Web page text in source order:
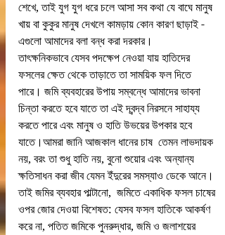
শেখে, তাই যুগ যুগ ধরে চলে আসা সব কথা যে বাঘে মানুষ
খায় বা কুকুর মানুষ দেখলে কামড়ায় কোন কারণ ছাড়াই -
এগুলো আমাদের বলা বন্ধ করা দরকার।
তাৎক্ষনিকভাবে যেসব পদক্ষেপ নেওয়া যায় হাতিদের
ফসলের ক্ষেত থেকে তাড়াতে তা সাময়িক ফল দিতে
পারে। জমি ব্যবহারের উপায় সম্বন্ধে আমাদের ভাবনা
চিন্তা করতে হবে যাতে তা এই দ্বন্দ্ব নিরসনে সাহায্য
করতে পারে এবং মানুষ ও হাতি উভয়ের উপকার হবে
যাতে।আমরা জানি আজকাল ধানের চাষ  তেমন লাভদায়ক
নয়, বরং তা শুধু হাতি নয়, বুনো শুয়োর এবং অন্যান্য
ক্ষতিসাধন করা জীব যেমন ইঁদুরের সমস্যাও ডেকে আনে।
তাই জমির ব্যবহার পাল্টানো,  জমিতে একাধিক ফসল চাষের
ওপর জোর দেওয়া বিশেষত: যেসব ফসল হাতিকে আকর্ষণ
করে না, পতিত জমিকে পুনরুদ্ধার, জমি ও জলাশয়ের